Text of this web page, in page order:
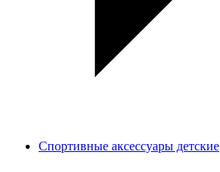
Спортивные аксессуары детские